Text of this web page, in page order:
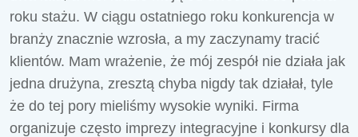
roku stażu. W ciągu ostatniego roku konkurencja w
branży znacznie wzrosła, a my zaczynamy tracić
klientów. Mam wrażenie, że mój zespół nie działa jak
jedna drużyna, zresztą chyba nigdy tak działał, tyle
że do tej pory mieliśmy wysokie wyniki. Firma
organizuje często imprezy integracyjne i konkursy dla